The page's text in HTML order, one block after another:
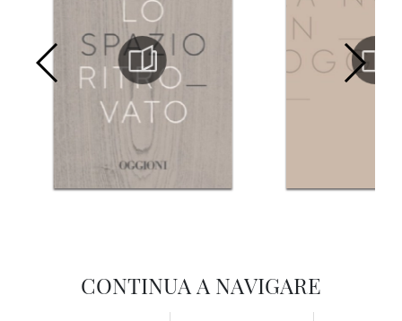
CONTINUA A NAVIGARE